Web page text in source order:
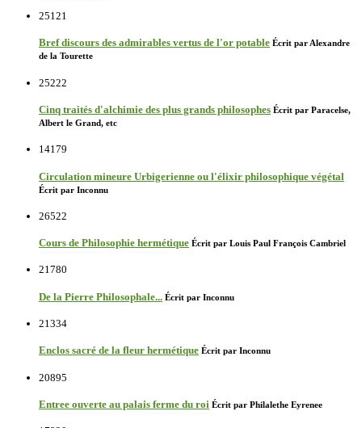
25121
Bref discours des admirables vertus de l'or potable Écrit par Alexandre
de la Tourette
25222
Cinq traités d'alchimie des plus grands philosophes Écrit par Paracelse,
Albert le Grand, etc
14179
Circulation mineure Urbigerienne ou l'élixir philosophique végétal
Écrit par Inconnu
26522
Cours de Philosophie hermétique Écrit par Louis Paul François Cambriel
21780
De la Pierre Philosophale... Écrit par Inconnu
21334
Enclos sacré de la fleur hermétique Écrit par Inconnu
20895
Entree ouverte au palais ferme du roi Écrit par Philalethe Eyrenee